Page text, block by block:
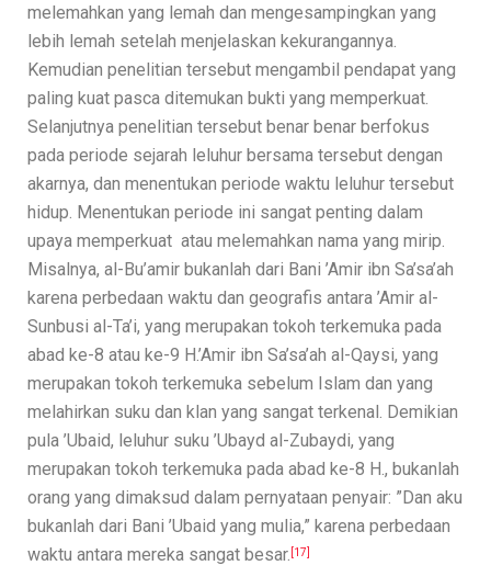
melemahkan yang lemah dan mengesampingkan yang
lebih lemah setelah menjelaskan kekurangannya.
Kemudian penelitian tersebut mengambil pendapat yang
paling kuat pasca ditemukan bukti yang memperkuat.
Selanjutnya penelitian tersebut benar benar berfokus
pada periode sejarah leluhur bersama tersebut dengan
akarnya, dan menentukan periode waktu leluhur tersebut
hidup. Menentukan periode ini sangat penting dalam
upaya memperkuat atau melemahkan nama yang mirip.
Misalnya, al-Bu’amir bukanlah dari Bani ’Amir ibn Sa’sa’ah
karena perbedaan waktu dan geografis antara ’Amir al-
Sunbusi al-Ta’i, yang merupakan tokoh terkemuka pada
abad ke-8 atau ke-9 H.’Amir ibn Sa’sa’ah al-Qaysi, yang
merupakan tokoh terkemuka sebelum Islam dan yang
melahirkan suku dan klan yang sangat terkenal. Demikian
pula ’Ubaid, leluhur suku ’Ubayd al-Zubaydi, yang
merupakan tokoh terkemuka pada abad ke-8 H., bukanlah
orang yang dimaksud dalam pernyataan penyair: ”Dan aku
bukanlah dari Bani ’Ubaid yang mulia,” karena perbedaan
waktu antara mereka sangat besar. [17]